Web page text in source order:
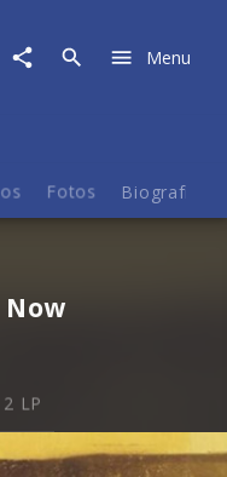
Menu
Fotos Biografie
2 LP